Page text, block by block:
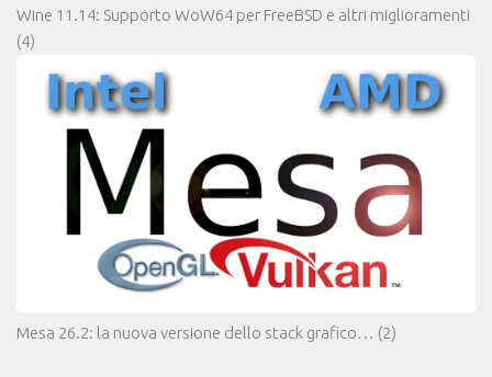
Wine 11.14: Supporto WoW64 per FreeBSD e altri miglioramenti
(4)
Mesa 26.2: la nuova versione dello stack grafico… (2)